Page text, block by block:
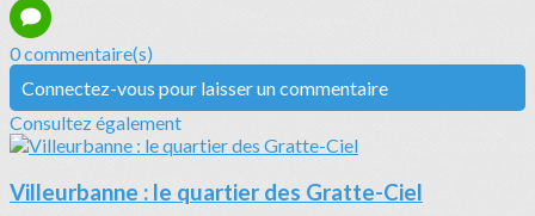
0 commentaire(s)
Connectez-vous pour laisser un commentaire
Consultez également
Villeurbanne : le quartier des Gratte-Ciel